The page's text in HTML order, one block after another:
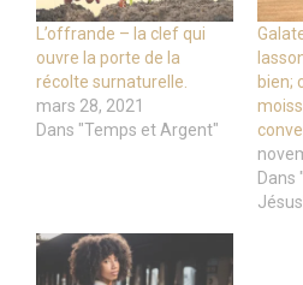
L’offrande – la clef qui
ouvre la porte de la
récolte surnaturelle.
mars 28, 2021
Dans "Temps et Argent"
bien;
Dans